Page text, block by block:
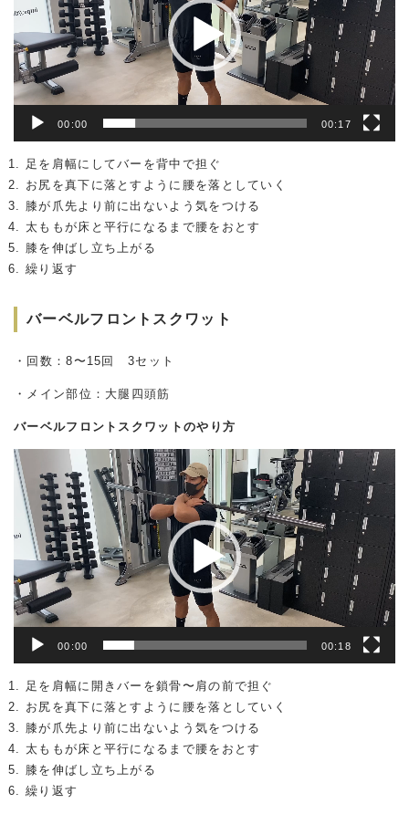
ヤ
ー
00:00 00:17
足を肩幅にしてバーを背中で担ぐ
お尻を真下に落とすように腰を落としていく
膝が爪先より前に出ないよう気をつける
太ももが床と平行になるまで腰をおとす
膝を伸ばし立ち上がる
繰り返す
バーベルフロントスクワット
・回数：8〜15回 3セット
・メイン部位：大腿四頭筋
バーベルフロントスクワットのやり方
動
画
プ
ー
ヤ
ー
00:00 00:18
足を肩幅に開きバーを鎖骨〜肩の前で担ぐ
お尻を真下に落とすように腰を落としていく
膝が爪先より前に出ないよう気をつける
太ももが床と平行になるまで腰をおとす
膝を伸ばし立ち上がる
繰り返す